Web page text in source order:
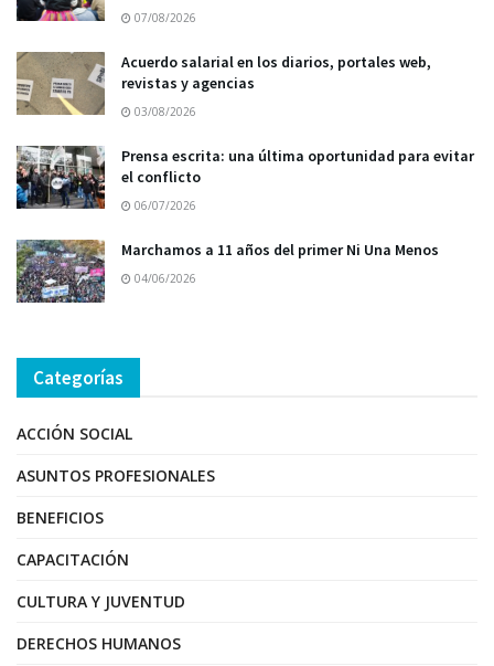
07/08/2026
Acuerdo salarial en los diarios, portales web,
revistas y agencias
03/08/2026
Prensa escrita: una última oportunidad para evitar
el conflicto
06/07/2026
Marchamos a 11 años del primer Ni Una Menos
04/06/2026
Categorías
ACCIÓN SOCIAL
ASUNTOS PROFESIONALES
BENEFICIOS
CAPACITACIÓN
CULTURA Y JUVENTUD
DERECHOS HUMANOS